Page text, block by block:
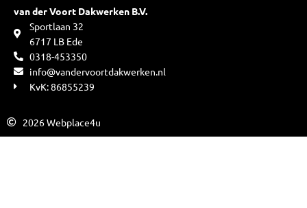
van der Voort Dakwerken B.V.
Sportlaan 32
6717 LB Ede
0318-453350
info@vandervoortdakwerken.nl
KvK: 86855239
2026 Webplace4u